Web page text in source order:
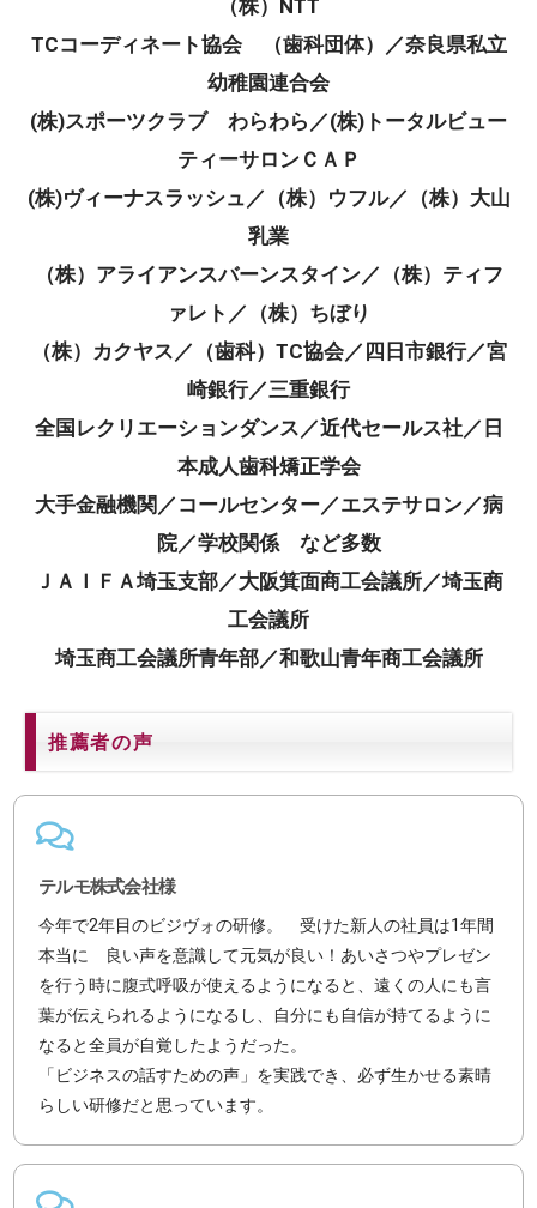
（株）NTT
TCコーディネート協会 （歯科団体）／奈良県私立
幼稚園連合会
(株)スポーツクラブ わらわら／(株)トータルビュー
ティーサロンＣＡＰ
(株)ヴィーナスラッシュ／（株）ウフル／（株）大山
乳業
（株）アライアンスバーンスタイン／（株）ティフ
ァレト／（株）ちぼり
（株）カクヤス／（歯科）TC協会／四日市銀行／宮
崎銀行／三重銀行
全国レクリエーションダンス／近代セールス社／日
本成人歯科矯正学会
大手金融機関／コールセンター／エステサロン／病
院／学校関係 など多数
ＪＡＩＦＡ埼玉支部／大阪箕面商工会議所／埼玉商
工会議所
埼玉商工会議所青年部／和歌山青年商工会議所
推薦者の声
テルモ株式会社様
今年で2年目のビジヴォの研修。 受けた新人の社員は1年間
本当に 良い声を意識して元気が良い！あいさつやプレゼン
を行う時に腹式呼吸が使えるようになると、遠くの人にも言
葉が伝えられるようになるし、自分にも自信が持てるように
なると全員が自覚したようだった。
「ビジネスの話すための声」を実践でき、必ず生かせる素晴
らしい研修だと思っています。